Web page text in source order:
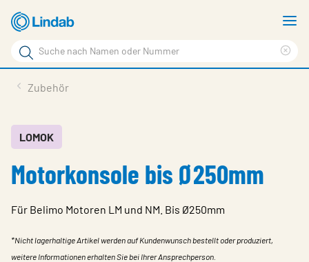
Zum
Hauptinhalt
Suchbegriff
Seite
durchsuchen
Im Fokus
Über Lindab
Einloggen
Zubehör
LOMOK
Motorkonsole bis Ø250mm
Für Belimo Motoren LM und NM. Bis Ø250mm
*Nicht lagerhaltige Artikel werden auf Kundenwunsch bestellt oder produziert,
weitere Informationen erhalten Sie bei Ihrer Ansprechperson.